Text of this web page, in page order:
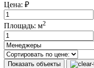
Цена: ₽
Площадь: м2
Показать объекты